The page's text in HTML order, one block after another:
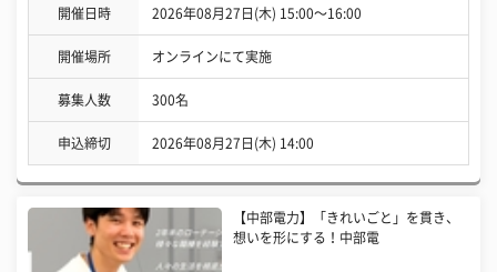
開催日時 2026年08月27日(木) 15:00〜16:00
開催場所 オンラインにて実施
募集人数 300名
申込締切 2026年08月27日(木) 14:00
【中部電力】「きれいごと」を貫き、
想いを形にする！中部電